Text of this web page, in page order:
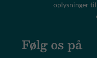
oplysninger til
Følg os på